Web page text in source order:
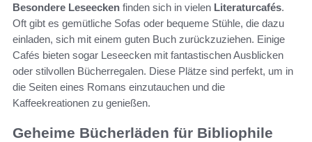
Besondere Leseecken finden sich in vielen Literaturcafés.
Oft gibt es gemütliche Sofas oder bequeme Stühle, die dazu
einladen, sich mit einem guten Buch zurückzuziehen. Einige
Cafés bieten sogar Leseecken mit fantastischen Ausblicken
oder stilvollen Bücherregalen. Diese Plätze sind perfekt, um in
die Seiten eines Romans einzutauchen und die
Kaffeekreationen zu genießen.
Geheime Bücherläden für Bibliophile